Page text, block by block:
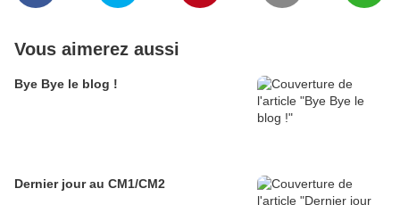
Vous aimerez aussi
Bye Bye le blog !
Dernier jour au CM1/CM2